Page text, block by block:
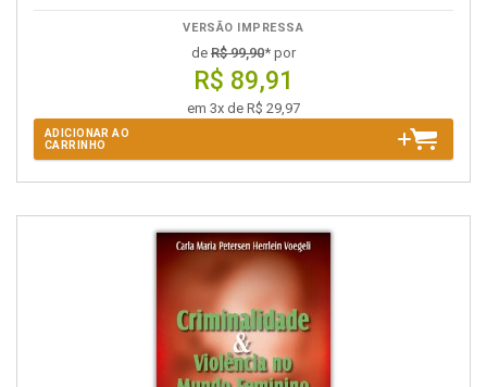
VERSÃO IMPRESSA
de R$ 99,90* por
R$ 89,91
em 3x de R$ 29,97
ADICIONAR AO
CARRINHO